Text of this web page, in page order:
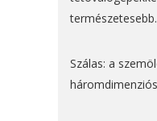
természetesebb.
Szálas: a